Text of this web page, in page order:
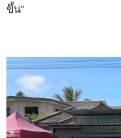
ขึ้น”